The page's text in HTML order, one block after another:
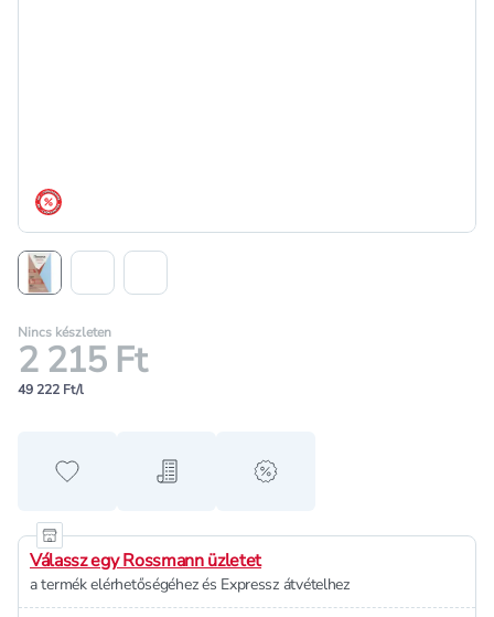
árréscsökkentés
Nincs készleten
2 215 Ft
49 222 Ft/l
Hozzáadás a kedvencekhez
Hozzáadás a bevásárló listához
alert when on sale
Válassz egy Rossmann üzletet
a termék elérhetőségéhez és Expressz átvételhez